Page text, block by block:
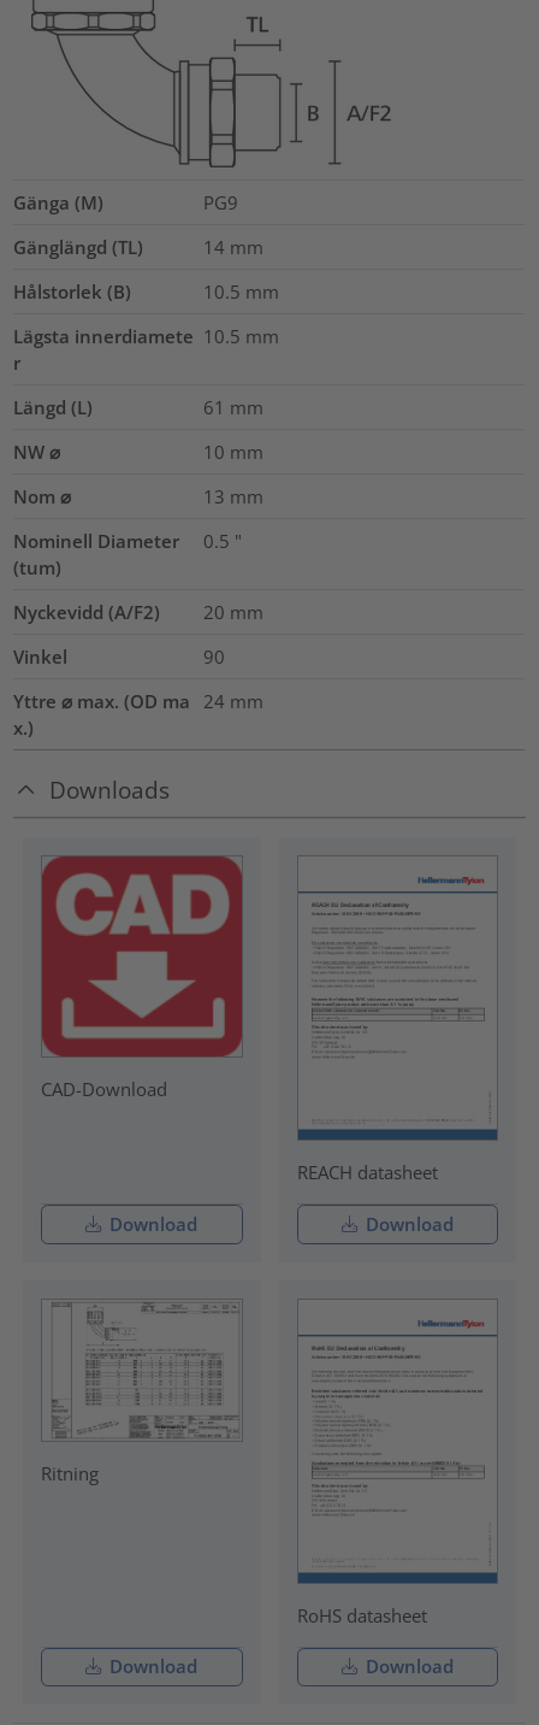
Gänga (M)
PG9
Gänglängd (TL)
14 mm
Hålstorlek (B)
10.5 mm
Lägsta innerdiamete
r
10.5 mm
Längd (L) 61 mm
NW ⌀
10 mm
Nom ⌀
13 mm
Nominell Diameter
(tum)
0.5 "
Nyckevidd (A/F2) 20 mm
Vinkel
90
Yttre ⌀ max. (OD ma
x.)
24 mm
Downloads
CAD-Download
Download
REACH datasheet
Download
Ritning
Download
RoHS datasheet
Download